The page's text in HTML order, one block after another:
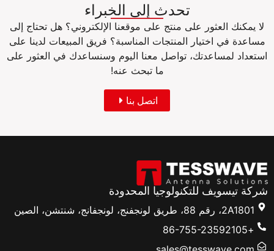
تحدث إلى الخبراء
لا يمكنك العثور على منتج على موقعنا الإلكتروني؟ هل تحتاج إلى
مساعدة في اختيار المنتجات المناسبة؟ فريق المبيعات لدينا على
استعداد لمساعدتك، تواصل معنا اليوم وسنساعدك في العثور على
ما تبحث عنه!
اتصل بنا
شركة تيسويف للتكنولوجيا المحدودة
2A1801، رقم 88، طريق لونجفنج، لونجفانج، شنتشن، الصين
+86-755-23592105